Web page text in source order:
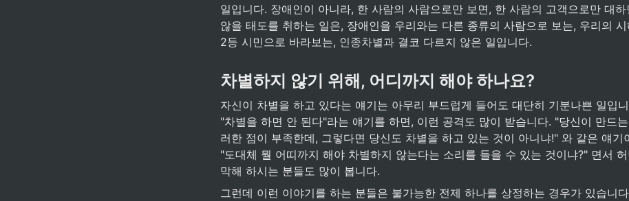
일입니다. 장애인이 아니라, 한 사람의 사람으로만 보면, 한 사람의 고객으로만 대
않을 태도를 취하는 일은, 장애인을 우리와는 다른 종류의 사람으로 보는, 우리의
2등 시민으로 바라보는, 인종차별과 결코 다르지 않은 일입니다.
차별하지 않기 위해, 어디까지 해야 하나요?
자신이 차별을 하고 있다는 얘기는 아무리 부드럽게 들어도 대단히 기분나쁜 일입
"차별을 하면 안 된다"라는 얘기를 하면, 이런 공격도 많이 받습니다. "당신이 만드
러한 점이 부족한데, 그렇다면 당신도 차별을 하고 있는 것이 아니냐!" 와 같은 얘기
"도대체 뭘 어띠까지 해야 차별하지 않는다는 소리를 들을 수 있는 것이냐?" 면서
막해 하시는 분들도 많이 봅니다.
그런데 이런 이야기를 하는 분들은 불가능한 전제 하나를 상정하는 경우가 있습니